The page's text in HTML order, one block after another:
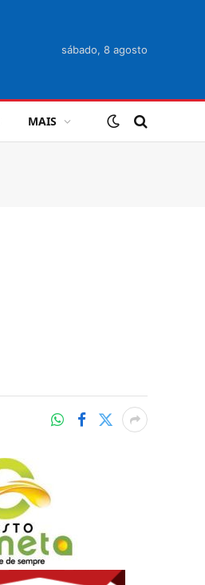
sábado, 8 agosto
MAIS